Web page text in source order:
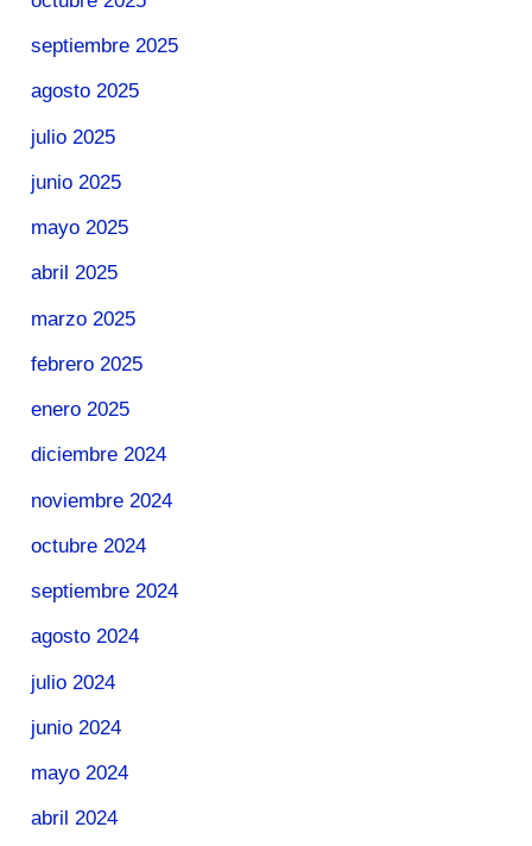
septiembre 2025
agosto 2025
julio 2025
junio 2025
mayo 2025
abril 2025
marzo 2025
febrero 2025
enero 2025
diciembre 2024
noviembre 2024
octubre 2024
septiembre 2024
agosto 2024
julio 2024
junio 2024
mayo 2024
abril 2024